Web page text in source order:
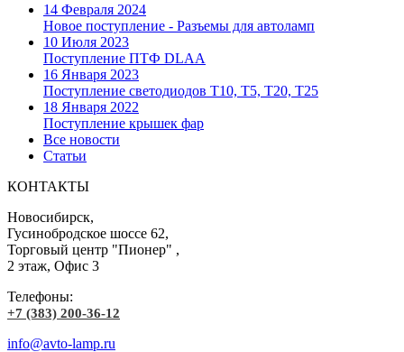
14 Февраля 2024
Новое поступление - Разъемы для автоламп
10 Июля 2023
Поступление ПТФ DLAA
16 Января 2023
Поступление светодиодов T10, T5, T20, T25
18 Января 2022
Поступление крышек фар
Все новости
Статьи
КОНТАКТЫ
Новосибирск,
Гусинобродское шоссе 62,
Торговый центр "Пионер" ,
2 этаж, Офис 3
Телефоны:
+7 (383) 200-36-12
info@avto-lamp.ru